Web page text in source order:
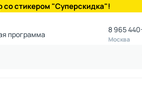
стикером "Суперскидка"!
программа 8 965
Москва